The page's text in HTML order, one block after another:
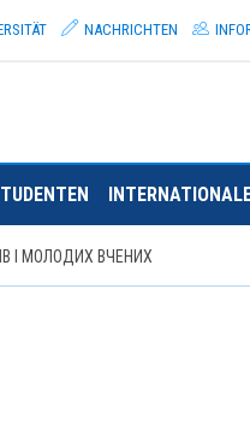
NACHRICHTEN
І МОЛОДИХ ВЧЕНИХ